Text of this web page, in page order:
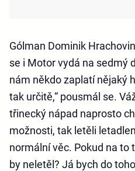
Gólman Dominik
se i Motor vydá na sedmý
nám někdo zaplatí nějaký
tak určitě,“ pousmál se.
třinecký nápad naprosto
možnosti, tak letěli
normální věc. Pokud na to
by neletěl? Já bych do